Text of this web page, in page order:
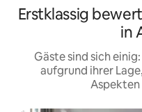
Erstklassig
in
Gäste sind sich
aufgrund ihrer